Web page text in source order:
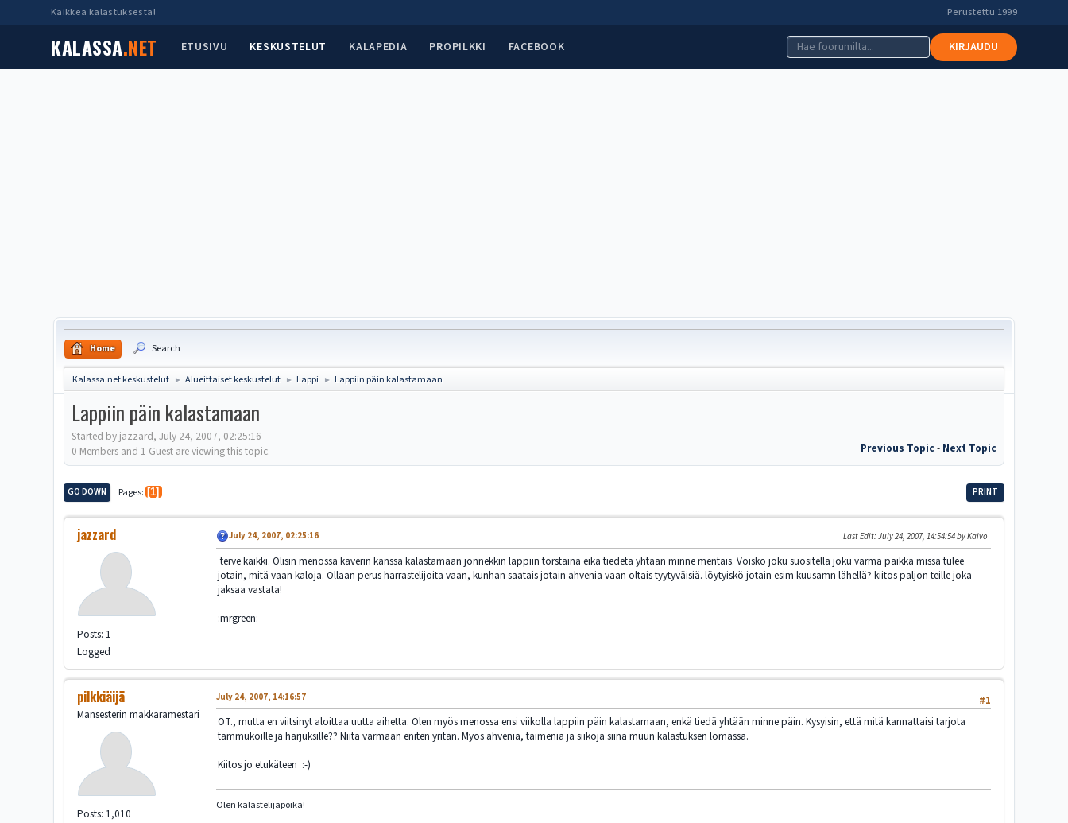
Kaikkea kalastuksesta! Perustettu 1999
KALASSA.NET ETUSIVU KESKUSTELUT KALAPEDIA PROPILKKI FACEBOOK KIRJAUDU
Home Search
Kalassa.net keskustelut ► Alueittaiset keskustelut ► Lappi ► Lappiin päin kalastamaan
Lappiin päin kalastamaan
Started by jazzard, July 24, 2007, 02:25:16
Previous Topic- Next Topic
0 Members and 1 Guest are viewing this topic.
PRINT
GO DOWN Pages 1
jazzard
Posts: 1
Logged
July 24, 2007, 02:25:16 Last Edit: July 24, 2007, 14:54:54 by Kaivo
terve kaikki. Olisin menossa kaverin kanssa kalastamaan jonnekkin lappiin torstaina eikä tiedetä yhtään minne mentäis. Voisko joku suositella joku varma paikka missä tulee
jotain, mitä vaan kaloja. Ollaan perus harrastelijoita vaan, kunhan saatais jotain ahvenia vaan oltais tyytyväisiä. löytyiskö jotain esim kuusamn lähellä? kiitos paljon teille joka
jaksaa vastata!
:mrgreen:
pilkkiäijä
Mansesterin makkaramestari
Posts: 1,010
#1
July 24, 2007, 14:16:57
OT., mutta en viitsinyt aloittaa uutta aihetta. Olen myös menossa ensi viikolla lappiin päin kalastamaan, enkä tiedä yhtään minne päin. Kysyisin, että mitä kannattaisi tarjota
tammukoille ja harjuksille?? Niitä varmaan eniten yritän. Myös ahvenia, taimenia ja siikoja siinä muun kalastuksen lomassa.
Kiitos jo etukäteen :-)
Olen kalastelijapoika!